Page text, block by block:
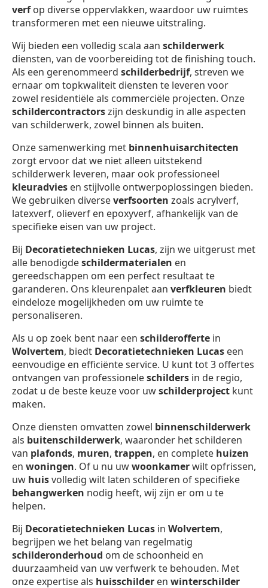
verfop diverse oppervlakken, waardoor uw ruimtes
transformeren met een nieuwe uitstraling.
Wij bieden een volledig scala aan schilderwerk
diensten, van de voorbereiding tot de finishing touch.
Als een gerenommeerd schilderbedrijf, streven we
ernaar om topkwaliteit diensten te leveren voor
zowel residentiële als commerciële projecten. Onze
schildercontractorszijn deskundig in alle aspecten
van schilderwerk, zowel binnen als buiten.
Onze samenwerking met binnenhuisarchitecten
zorgt ervoor dat we niet alleen uitstekend
schilderwerk leveren, maar ook professioneel
kleuradvies en stijlvolle ontwerpoplossingen bieden.
We gebruiken diverseverfsoorten zoals acrylverf,
latexverf, olieverf en epoxyverf, afhankelijk van de
specifieke eisen van uw project.
Bij Decoratietechnieken Lucas, zijn we uitgerust met
alle benodigdeschildermaterialen en
gereedschappen om een perfect resultaat te
garanderen. Ons kleurenpalet aan verfkleuren biedt
eindeloze mogelijkheden om uw ruimte te
personaliseren.
Als u op zoek bent naar een schilderofferte in
Wolvertem, biedt Decoratietechnieken Lucas een
eenvoudige en efficiënte service. U kunt tot 3 offertes
ontvangen van professioneleschilders in de regio,
zodat u de beste keuze voor uwschilderproject kunt
maken.
Onze diensten omvatten zowel binnenschilderwerk
als buitenschilderwerk, waaronder het schilderen
van plafonds, muren, trappen, en complete huizen
en woningen. Of u nu uwwoonkamerwilt opfrissen,
uw huisvolledig wilt laten schilderen of specifieke
behangwerken nodig heeft, wij zijn er om u te
helpen.
Bij Decoratietechnieken Lucas in Wolvertem,
begrijpen we het belang van regelmatig
schilderonderhoud om de schoonheid en
duurzaamheid van uw verfwerk te behouden. Met
onze expertise als huisschilder en winterschilder